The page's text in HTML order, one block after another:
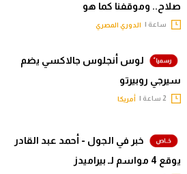
صلاح.. وموقفنا كما هو
ساعة | الدوري المصري
لوس أنجلوس جالاكسي يضم
سيرجي روبيرتو
أمريكا
خبر في الجول - أحمد عبد القادر
يوقع 4 مواسم لـ بيراميدز